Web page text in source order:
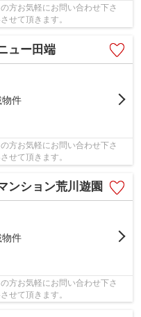
方お気軽にお問い合わせ下さ
せて頂きます。
ュー田端
件
方お気軽にお問い合わせ下さ
せて頂きます。
ンション荒川遊園
件
方お気軽にお問い合わせ下さ
せて頂きます。